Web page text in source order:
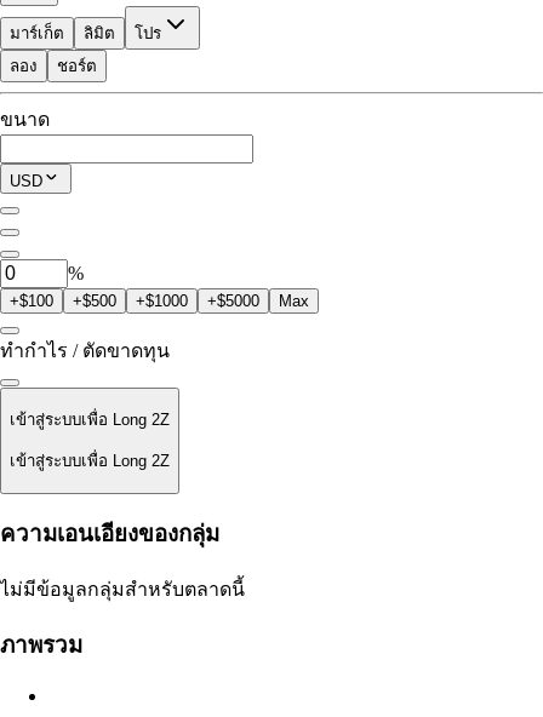
มาร์เก็ต ลิมิต โปร
ที่ใช้เทรดได้
$0.00
โพซิชันปัจจุบัน
0 2Z
ลอง ชอร์ต
ขนาด
USD
%
+$100 +$500 +$1000 +$5000 Max
ทำกำไร / ตัดขาดทุน
เข้าสู่ระบบเพื่อ Long 2Z
เข้าสู่ระบบเพื่อ Long 2Z
ราคาชำระ
ไม่มีข้อมูล
ความเอนเอียงของกลุ่ม
ไม่มีข้อมูลกลุ่มสำหรับตลาดนี้
ภาพรวม